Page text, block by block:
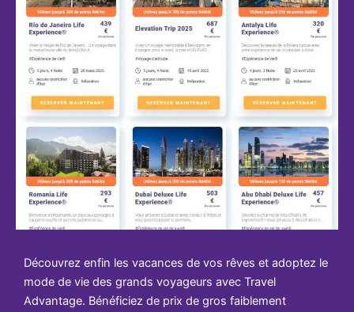
Découvrez enfin les vacances de vos rêves et adoptez le
mode de vie des grands voyageurs avec Travel
Advantage. Bénéficiez de prix de gros faiblement